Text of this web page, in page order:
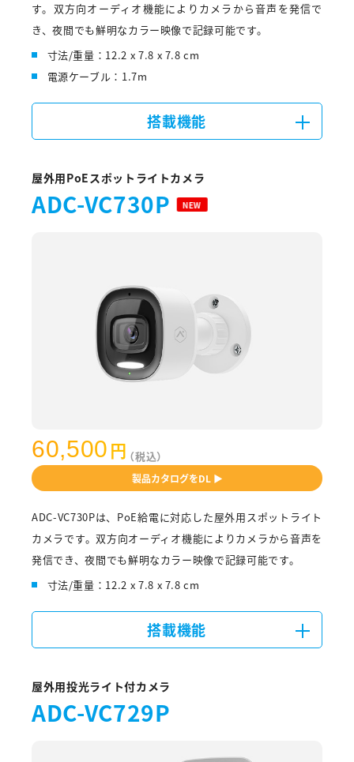
す。双方向オーディオ機能によりカメラから音声を発信で
き、夜間でも鮮明なカラー映像で記録可能です。
寸法/重量：12.2 x 7.8 x 7.8 cm
電源ケーブル：1.7m
搭載機能
屋外用PoEスポットライトカメラ
ADC-VC730P NEW
60,500 円（税込）
製品カタログをDL ▶
ADC-VC730Pは、PoE給電に対応した屋外用スポットライト
カメラです。双方向オーディオ機能によりカメラから音声を
発信でき、夜間でも鮮明なカラー映像で記録可能です。
寸法/重量：12.2 x 7.8 x 7.8 cm
搭載機能
屋外用投光ライト付カメラ
ADC-VC729P